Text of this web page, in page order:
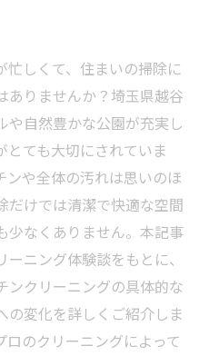
忙しくて、住まいの掃除に
ありませんか？埼玉県越谷
や自然豊かな公園が充実し
とても大切にされていま
ンや全体の汚れは思いのほ
だけでは清潔で快適な空間
少なくありません。本記事
ニング体験談をもとに、
ンクリーニングの具体的な
の変化を詳しくご紹介しま
のクリーニングによって